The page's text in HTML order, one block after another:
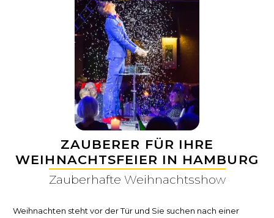
ZAUBERER FÜR IHRE
WEIHNACHTSFEIER IN HAMBURG
Zauberhafte Weihnachtsshow
Weihnachten steht vor der Tür und Sie suchen nach einer